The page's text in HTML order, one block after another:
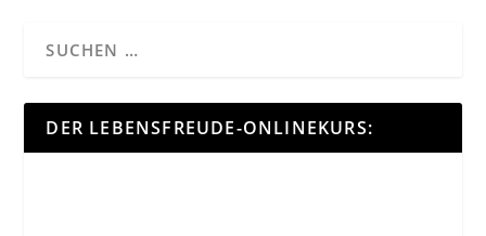
DER LEBENSFREUDE-ONLINEKURS: